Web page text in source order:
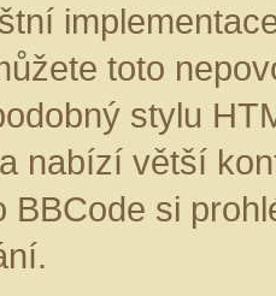
toto
stylu
nabízí větší
BBCode si